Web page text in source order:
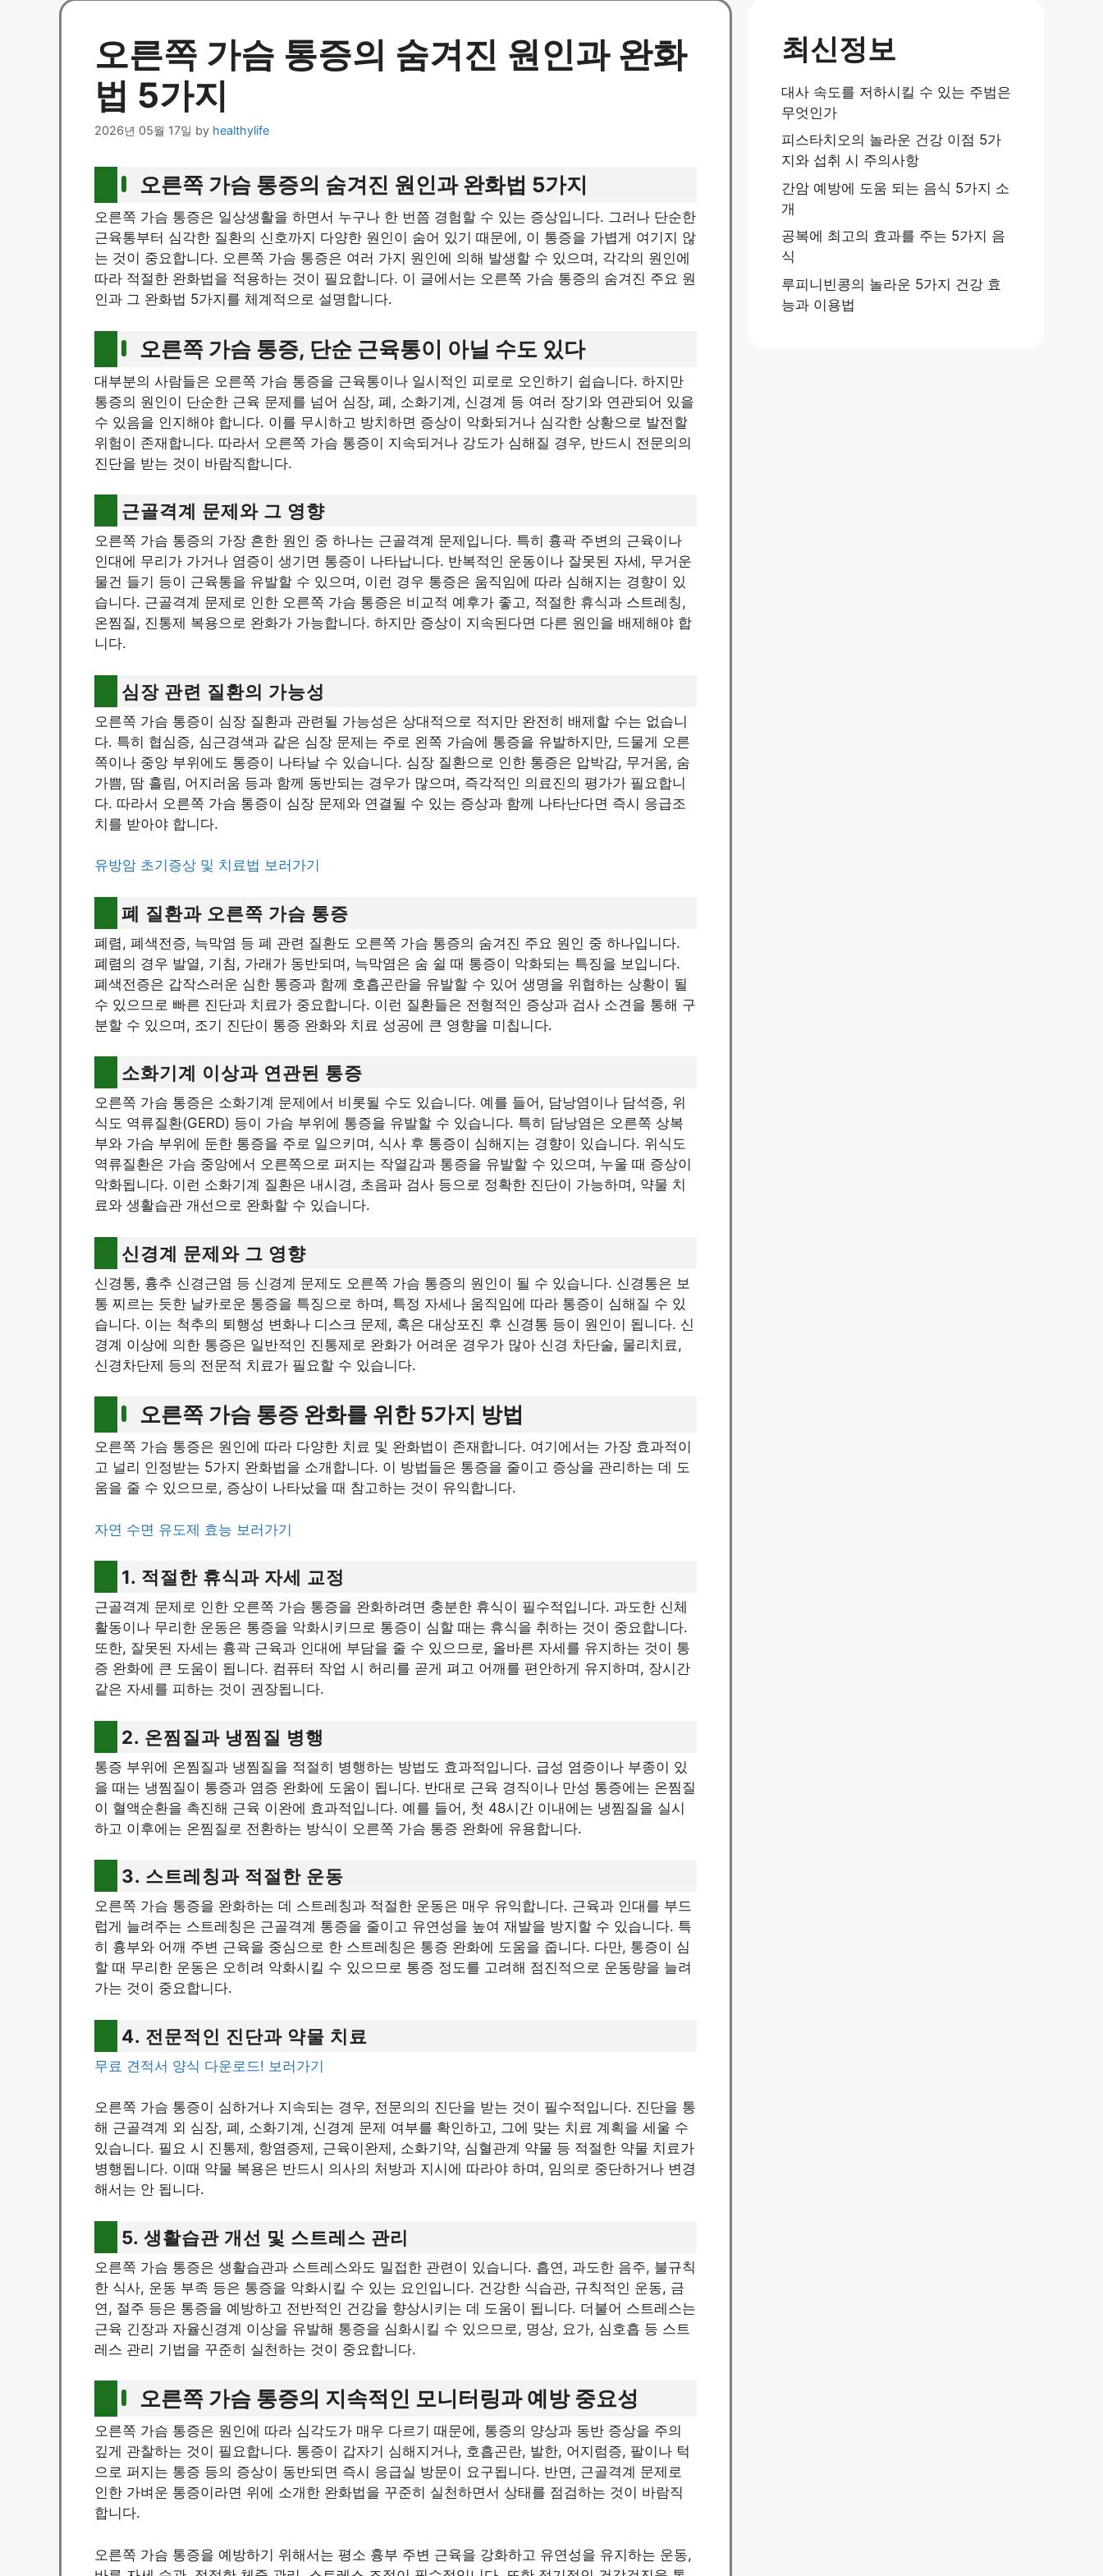
오른쪽 가슴 통증의 숨겨진 원인과 완화
법 5가지
2026년 05월 17일 by healthylife
오른쪽 가슴 통증의 숨겨진 원인과 완화법 5가지
오른쪽 가슴 통증은 일상생활을 하면서 누구나 한 번쯤 경험할 수 있는 증상입니다. 그러나 단순한
근육통부터 심각한 질환의 신호까지 다양한 원인이 숨어 있기 때문에, 이 통증을 가볍게 여기지 않
는 것이 중요합니다. 오른쪽 가슴 통증은 여러 가지 원인에 의해 발생할 수 있으며, 각각의 원인에
따라 적절한 완화법을 적용하는 것이 필요합니다. 이 글에서는 오른쪽 가슴 통증의 숨겨진 주요 원
인과 그 완화법 5가지를 체계적으로 설명합니다.
오른쪽 가슴 통증, 단순 근육통이 아닐 수도 있다
대부분의 사람들은 오른쪽 가슴 통증을 근육통이나 일시적인 피로로 오인하기 쉽습니다. 하지만
통증의 원인이 단순한 근육 문제를 넘어 심장, 폐, 소화기계, 신경계 등 여러 장기와 연관되어 있을
수 있음을 인지해야 합니다. 이를 무시하고 방치하면 증상이 악화되거나 심각한 상황으로 발전할
위험이 존재합니다. 따라서 오른쪽 가슴 통증이 지속되거나 강도가 심해질 경우, 반드시 전문의의
진단을 받는 것이 바람직합니다.
근골격계 문제와 그 영향
오른쪽 가슴 통증의 가장 흔한 원인 중 하나는 근골격계 문제입니다. 특히 흉곽 주변의 근육이나
인대에 무리가 가거나 염증이 생기면 통증이 나타납니다. 반복적인 운동이나 잘못된 자세, 무거운
물건 들기 등이 근육통을 유발할 수 있으며, 이런 경우 통증은 움직임에 따라 심해지는 경향이 있
습니다. 근골격계 문제로 인한 오른쪽 가슴 통증은 비교적 예후가 좋고, 적절한 휴식과 스트레칭,
온찜질, 진통제 복용으로 완화가 가능합니다. 하지만 증상이 지속된다면 다른 원인을 배제해야 합
니다.
심장 관련 질환의 가능성
오른쪽 가슴 통증이 심장 질환과 관련될 가능성은 상대적으로 적지만 완전히 배제할 수는 없습니
다. 특히 협심증, 심근경색과 같은 심장 문제는 주로 왼쪽 가슴에 통증을 유발하지만, 드물게 오른
쪽이나 중앙 부위에도 통증이 나타날 수 있습니다. 심장 질환으로 인한 통증은 압박감, 무거움, 숨
가쁨, 땀 흘림, 어지러움 등과 함께 동반되는 경우가 많으며, 즉각적인 의료진의 평가가 필요합니
다. 따라서 오른쪽 가슴 통증이 심장 문제와 연결될 수 있는 증상과 함께 나타난다면 즉시 응급조
치를 받아야 합니다.
유방암 초기증상 및 치료법 보러가기
폐 질환과 오른쪽 가슴 통증
폐렴, 폐색전증, 늑막염 등 폐 관련 질환도 오른쪽 가슴 통증의 숨겨진 주요 원인 중 하나입니다.
폐렴의 경우 발열, 기침, 가래가 동반되며, 늑막염은 숨 쉴 때 통증이 악화되는 특징을 보입니다.
폐색전증은 갑작스러운 심한 통증과 함께 호흡곤란을 유발할 수 있어 생명을 위협하는 상황이 될
수 있으므로 빠른 진단과 치료가 중요합니다. 이런 질환들은 전형적인 증상과 검사 소견을 통해 구
분할 수 있으며, 조기 진단이 통증 완화와 치료 성공에 큰 영향을 미칩니다.
소화기계 이상과 연관된 통증
오른쪽 가슴 통증은 소화기계 문제에서 비롯될 수도 있습니다. 예를 들어, 담낭염이나 담석증, 위
식도 역류질환(GERD) 등이 가슴 부위에 통증을 유발할 수 있습니다. 특히 담낭염은 오른쪽 상복
부와 가슴 부위에 둔한 통증을 주로 일으키며, 식사 후 통증이 심해지는 경향이 있습니다. 위식도
역류질환은 가슴 중앙에서 오른쪽으로 퍼지는 작열감과 통증을 유발할 수 있으며, 누울 때 증상이
악화됩니다. 이런 소화기계 질환은 내시경, 초음파 검사 등으로 정확한 진단이 가능하며, 약물 치
료와 생활습관 개선으로 완화할 수 있습니다.
신경계 문제와 그 영향
신경통, 흉추 신경근염 등 신경계 문제도 오른쪽 가슴 통증의 원인이 될 수 있습니다. 신경통은 보
통 찌르는 듯한 날카로운 통증을 특징으로 하며, 특정 자세나 움직임에 따라 통증이 심해질 수 있
습니다. 이는 척추의 퇴행성 변화나 디스크 문제, 혹은 대상포진 후 신경통 등이 원인이 됩니다. 신
경계 이상에 의한 통증은 일반적인 진통제로 완화가 어려운 경우가 많아 신경 차단술, 물리치료,
신경차단제 등의 전문적 치료가 필요할 수 있습니다.
오른쪽 가슴 통증 완화를 위한 5가지 방법
오른쪽 가슴 통증은 원인에 따라 다양한 치료 및 완화법이 존재합니다. 여기에서는 가장 효과적이
고 널리 인정받는 5가지 완화법을 소개합니다. 이 방법들은 통증을 줄이고 증상을 관리하는 데 도
움을 줄 수 있으므로, 증상이 나타났을 때 참고하는 것이 유익합니다.
자연 수면 유도제 효능 보러가기
1. 적절한 휴식과 자세 교정
근골격계 문제로 인한 오른쪽 가슴 통증을 완화하려면 충분한 휴식이 필수적입니다. 과도한 신체
활동이나 무리한 운동은 통증을 악화시키므로 통증이 심할 때는 휴식을 취하는 것이 중요합니다.
또한, 잘못된 자세는 흉곽 근육과 인대에 부담을 줄 수 있으므로, 올바른 자세를 유지하는 것이 통
증 완화에 큰 도움이 됩니다. 컴퓨터 작업 시 허리를 곧게 펴고 어깨를 편안하게 유지하며, 장시간
같은 자세를 피하는 것이 권장됩니다.
2. 온찜질과 냉찜질 병행
통증 부위에 온찜질과 냉찜질을 적절히 병행하는 방법도 효과적입니다. 급성 염증이나 부종이 있
을 때는 냉찜질이 통증과 염증 완화에 도움이 됩니다. 반대로 근육 경직이나 만성 통증에는 온찜질
이 혈액순환을 촉진해 근육 이완에 효과적입니다. 예를 들어, 첫 48시간 이내에는 냉찜질을 실시
하고 이후에는 온찜질로 전환하는 방식이 오른쪽 가슴 통증 완화에 유용합니다.
3. 스트레칭과 적절한 운동
오른쪽 가슴 통증을 완화하는 데 스트레칭과 적절한 운동은 매우 유익합니다. 근육과 인대를 부드
럽게 늘려주는 스트레칭은 근골격계 통증을 줄이고 유연성을 높여 재발을 방지할 수 있습니다. 특
히 흉부와 어깨 주변 근육을 중심으로 한 스트레칭은 통증 완화에 도움을 줍니다. 다만, 통증이 심
할 때 무리한 운동은 오히려 악화시킬 수 있으므로 통증 정도를 고려해 점진적으로 운동량을 늘려
가는 것이 중요합니다.
4. 전문적인 진단과 약물 치료
무료 견적서 양식 다운로드! 보러가기
오른쪽 가슴 통증이 심하거나 지속되는 경우, 전문의의 진단을 받는 것이 필수적입니다. 진단을 통
해 근골격계 외 심장, 폐, 소화기계, 신경계 문제 여부를 확인하고, 그에 맞는 치료 계획을 세울 수
있습니다. 필요 시 진통제, 항염증제, 근육이완제, 소화기약, 심혈관계 약물 등 적절한 약물 치료가
병행됩니다. 이때 약물 복용은 반드시 의사의 처방과 지시에 따라야 하며, 임의로 중단하거나 변경
해서는 안 됩니다.
5. 생활습관 개선 및 스트레스 관리
오른쪽 가슴 통증은 생활습관과 스트레스와도 밀접한 관련이 있습니다. 흡연, 과도한 음주, 불규칙
한 식사, 운동 부족 등은 통증을 악화시킬 수 있는 요인입니다. 건강한 식습관, 규칙적인 운동, 금
연, 절주 등은 통증을 예방하고 전반적인 건강을 향상시키는 데 도움이 됩니다. 더불어 스트레스는
근육 긴장과 자율신경계 이상을 유발해 통증을 심화시킬 수 있으므로, 명상, 요가, 심호흡 등 스트
레스 관리 기법을 꾸준히 실천하는 것이 중요합니다.
오른쪽 가슴 통증의 지속적인 모니터링과 예방 중요성
오른쪽 가슴 통증은 원인에 따라 심각도가 매우 다르기 때문에, 통증의 양상과 동반 증상을 주의
깊게 관찰하는 것이 필요합니다. 통증이 갑자기 심해지거나, 호흡곤란, 발한, 어지럼증, 팔이나 턱
으로 퍼지는 통증 등의 증상이 동반되면 즉시 응급실 방문이 요구됩니다. 반면, 근골격계 문제로
인한 가벼운 통증이라면 위에 소개한 완화법을 꾸준히 실천하면서 상태를 점검하는 것이 바람직
합니다.
오른쪽 가슴 통증을 예방하기 위해서는 평소 흉부 주변 근육을 강화하고 유연성을 유지하는 운동,
최신정보
대사 속도를 저하시킬 수 있는 주범은
무엇인가
피스타치오의 놀라운 건강 이점 5가
지와 섭취 시 주의사항
간암 예방에 도움 되는 음식 5가지 소
개
공복에 최고의 효과를 주는 5가지 음
식
루피니빈콩의 놀라운 5가지 건강 효
능과 이용법